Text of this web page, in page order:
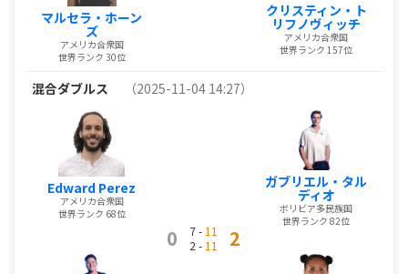
マルセラ・ホーン
ズ
アメリカ合衆国
世界ランク 30位
クリスティン・ト
リフノヴィッチ
アメリカ合衆国
世界ランク 157位
混合ダブルス （2025-11-04 14:27）
Edward Perez
アメリカ合衆国
世界ランク 68位
0 7 - 11
2 - 11 2
ガブリエル・タル
ディオ
ボリビア多民族国
世界ランク 82位